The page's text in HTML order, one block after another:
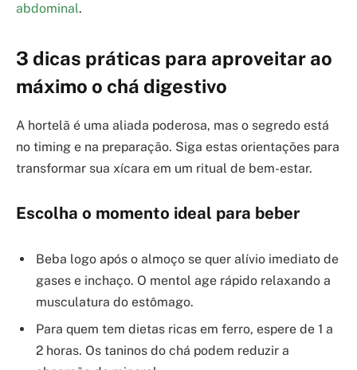
abdominal.
3 dicas práticas para aproveitar ao
máximo o chá digestivo
A hortelã é uma aliada poderosa, mas o segredo está
no timing e na preparação. Siga estas orientações para
transformar sua xícara em um ritual de bem-estar.
Escolha o momento ideal para beber
Beba logo após o almoço se quer alívio imediato de
gases e inchaço. O mentol age rápido relaxando a
musculatura do estômago.
Para quem tem dietas ricas em ferro, espere de 1 a
2 horas. Os taninos do chá podem reduzir a